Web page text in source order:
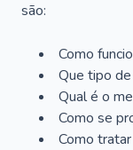
são:
Como
Que tipo
Qual é o
Como se
Como